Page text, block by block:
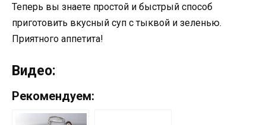
Теперь вы знаете простой и быстрый способ
приготовить вкусный суп с тыквой и зеленью.
Приятного аппетита!
Видео:
Рекомендуем: